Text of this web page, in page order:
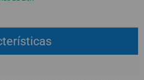
PROFESIONAL